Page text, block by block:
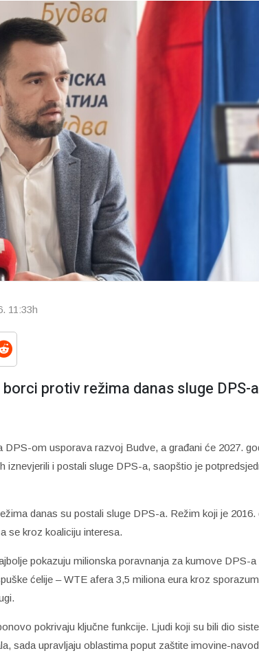
11:33h
protiv režima danas sluge DPS-a
DPS-om usporava razvoj Budve, a građani će 2027.
iznevjerili i postali sluge DPS-a, saopštio je
danas su postali sluge DPS-a. Režim koji je 2016.
se kroz koaliciju interesa.
pokazuju milionska poravnanja za kumove DPS-a
ćelije – WTE afera 3,5 miliona eura kroz
pokrivaju ključne funkcije. Ljudi koji su bili dio
sada upravljaju oblastima poput zaštite imovine-